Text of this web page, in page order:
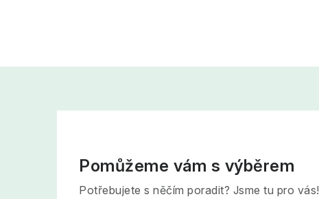
Pomůžeme vám s výběrem
Potřebujete s něčím poradit? Jsme tu pro vás!